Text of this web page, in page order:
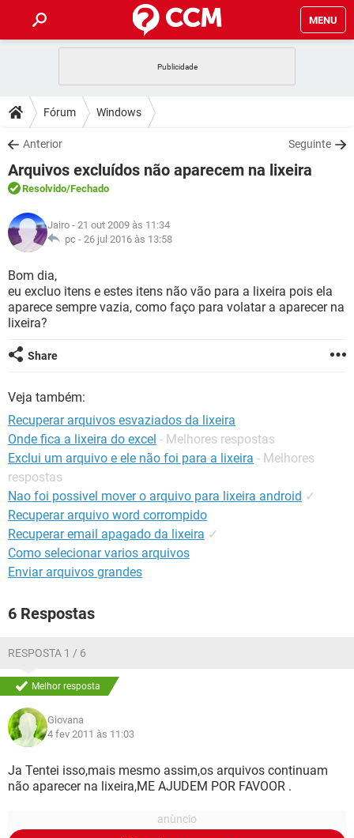
MENU
CELULAR
OUTLOOK
INSTAGRAM GMAIL
GUIA DE COMPRAS
DICAS
JOGOS
OUTLOOK
INSTAGRAM
GUIA DE COMPRAS
DOWNLOADS
JOGOS WHATSAPP
CELULAR
OUTLOOK
INSTAGRAM
GUIA DE COMPRAS
FÓRUM
JOGOS
CELULAR
INSTAGRAM GMAIL
GUIA DE COMPRAS
GLOSSÁRIO
JOGOS
CELULAR
OUTLOOK EXCEL
GUIA DE COMPRAS
Fórum Windows
Anterior Seguinte
Arquivos excluídos não aparecem na lixeira
Resolvido/Fechado
Jairo - 21 out 2009 às 11:34
pc - 26 jul 2016 às 13:58
Bom dia,
eu excluo itens e estes itens não vão para a lixeira pois ela
aparece sempre vazia, como faço para volatar a aparecer na
lixeira?
Share
Veja também:
Recuperar arquivos esvaziados da lixeira
Onde fica a lixeira do excel - Melhores respostas
Exclui um arquivo e ele não foi para a lixeira - Melhores
respostas
Nao foi possivel mover o arquivo para lixeira android ✓
Recuperar arquivo word corrompido
Recuperar email apagado da lixeira ✓
Como selecionar varios arquivos
Enviar arquivos grandes
6 Respostas
RESPOSTA 1 / 6
Melhor resposta
Giovana
4 fev 2011 às 11:03
Ja Tentei isso,mais mesmo assim,os arquivos continuam
não aparecer na lixeira,ME AJUDEM POR FAVOOR .